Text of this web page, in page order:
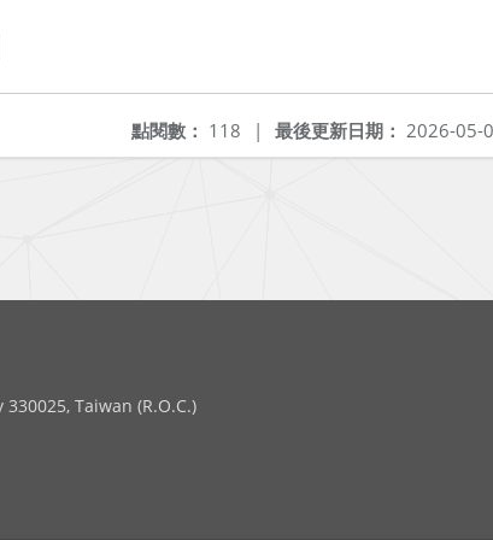
最後更新日期： 2026-05-
點閱數： 118 |
Taiwan (R.O.C.)